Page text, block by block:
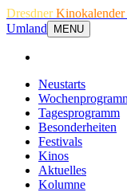
DresdnerKinokalender
Umland
MENU
Neustarts
Tagesprogramm
Besonderheiten
Festivals
Kinos
Aktuelles
Kolumne